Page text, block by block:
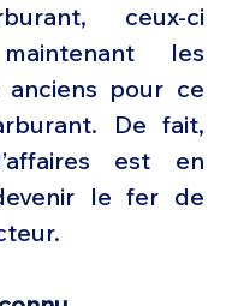
ceux-ci
les
anciens pour ce
De fait,
est en
le fer de